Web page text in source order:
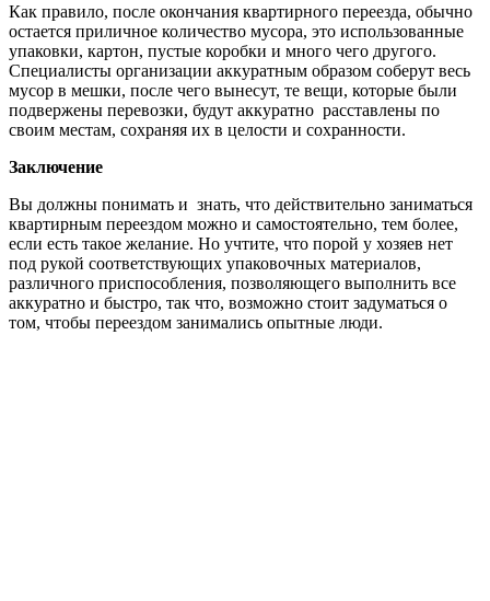
Как правило, после окончания квартирного переезда, обычно
остается приличное количество мусора, это использованные
упаковки, картон, пустые коробки и много чего другого.
Специалисты организации аккуратным образом соберут весь
мусор в мешки, после чего вынесут, те вещи, которые были
подвержены перевозки, будут аккуратно расставлены по
своим местам, сохраняя их в целости и сохранности.
Заключение
Вы должны понимать и знать, что действительно заниматься
квартирным переездом можно и самостоятельно, тем более,
если есть такое желание. Но учтите, что порой у хозяев нет
под рукой соответствующих упаковочных материалов,
различного приспособления, позволяющего выполнить все
аккуратно и быстро, так что, возможно стоит задуматься о
том, чтобы переездом занимались опытные люди.